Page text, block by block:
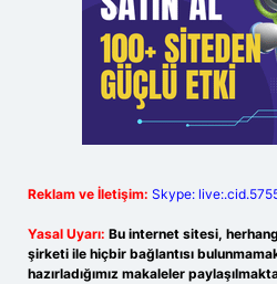
Reklam ve İletişim: Skype:
Yasal Uyarı: Bu internet sitesi,
şirketi ile hiçbir bağlantısı
hazırladığımız makaleler